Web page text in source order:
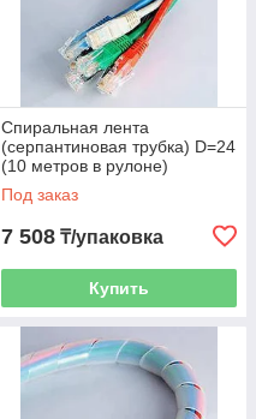
Спиральная лента
(серпантиновая трубка) D=24
(10 метров в рулоне)
Под заказ
7 508 ₸/упаковка
Купить